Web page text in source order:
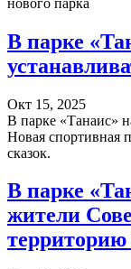
В парке
Окт 15, 2025
В парке «Танаис»
Новая спортивная
сказок.
В парке
жители